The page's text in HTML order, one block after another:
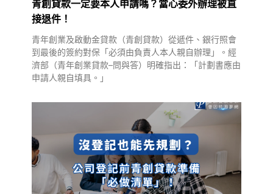
青創貸款一定要本人申請嗎？當心委外辦理被直
接退件！
青年創業及啟動金貸款（青創貸款）從遞件、銀行照會
到最後的簽約對保「必須由負責人本人親自辦理」。經
濟部（青年創業貸款–問與答）明確指出：「計劃書應由
申請人親自填具。」